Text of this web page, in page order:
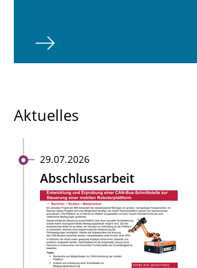
Aktuelles
29.07.2026
Abschlussarbeit